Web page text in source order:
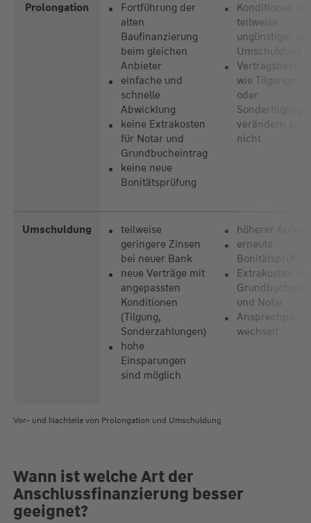
Prolongation
Fortführung der
alten
Baufinanzierung
beim gleichen
Anbieter
einfache und
schnelle
Abwicklung
keine Extrakosten
für Notar und
Grundbucheintrag
keine neue
Bonitätsprüfung
Konditionen
teilweise
ungünstiger als
Umschuldung
wie
oder
verändern sich
nicht
Umschuldung
teilweise
geringere Zinsen
bei neuer Bank
neue Verträge mit
angepassten
Konditionen
(Tilgung,
Sonderzahlungen)
hohe
Einsparungen
sind möglich
höherer
erneute
Extrakosten
und Notar
wechselt
Vor- und Nachteile von Prolongation und Umschuldung
Wann ist welche Art der
Anschlussfinanzierung besser
geeignet?